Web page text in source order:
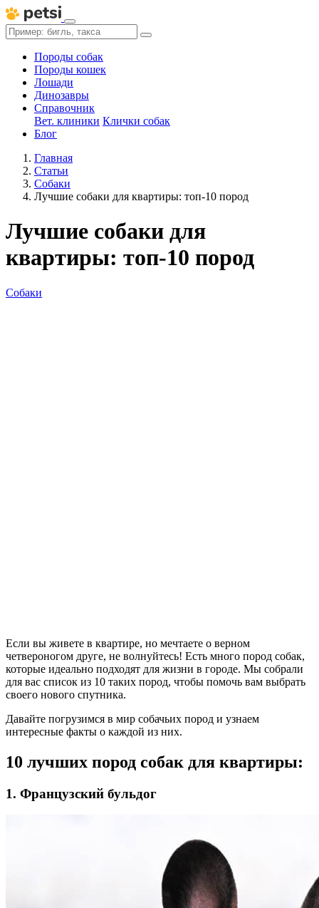
Породы собак
Породы кошек
Лошади
Динозавры
Справочник
Вет. клиники Клички собак
Блог
Главная
Статьи
Собаки
Лучшие собаки для квартиры: топ-10 пород
Лучшие собаки для
квартиры: топ-10 пород
Собаки
Если вы живете в квартире, но мечтаете о верном
четвероногом друге, не волнуйтесь! Есть много пород собак,
которые идеально подходят для жизни в городе. Мы собрали
для вас список из 10 таких пород, чтобы помочь вам выбрать
своего нового спутника.
Давайте погрузимся в мир собачьих пород и узнаем
интересные факты о каждой из них.
10 лучших пород собак для квартиры:
1. Французский бульдог